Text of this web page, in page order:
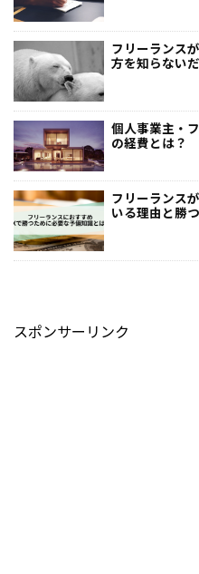
フリーランス
方を知らない
個人事業主・
の経費とは？
フリーランス
いる理由と勝
スポンサーリンク